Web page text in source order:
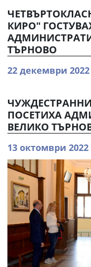
КИРО"
ТЪРНОВО
22 декември 2022
ПОСЕТИХА
ВЕЛИКО
13 октомври 2022